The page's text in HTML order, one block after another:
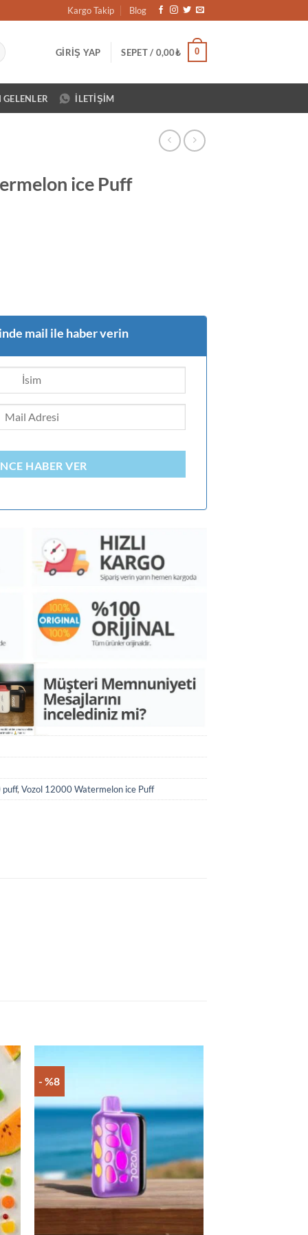
Kargo Takip Blog
GIRIŞ YAP SEPET / 0,00₺ 0
İLETIŞIM
ice Puff
mail ile haber verin
HABER VER
puff,Vozol 12000 Watermelon ice Puff
- %8